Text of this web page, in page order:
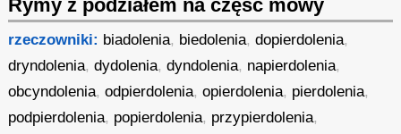
Rymy z podziałem na część mowy
rzeczowniki: biadolenia, biedolenia,dopierdolenia,
dryndolenia,dydolenia,dyndolenia, napierdolenia,
obcyndolenia,odpierdolenia,opierdolenia, pierdolenia,
podpierdolenia, popierdolenia, przypierdolenia,